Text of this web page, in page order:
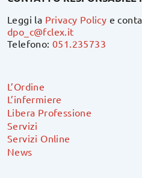
Leggi la Privacy Policy e
dpo_c@fclex.it
Telefono:051.235733
L’Ordine
L’infermiere
Libera Professione
Servizi
Servizi Online
News